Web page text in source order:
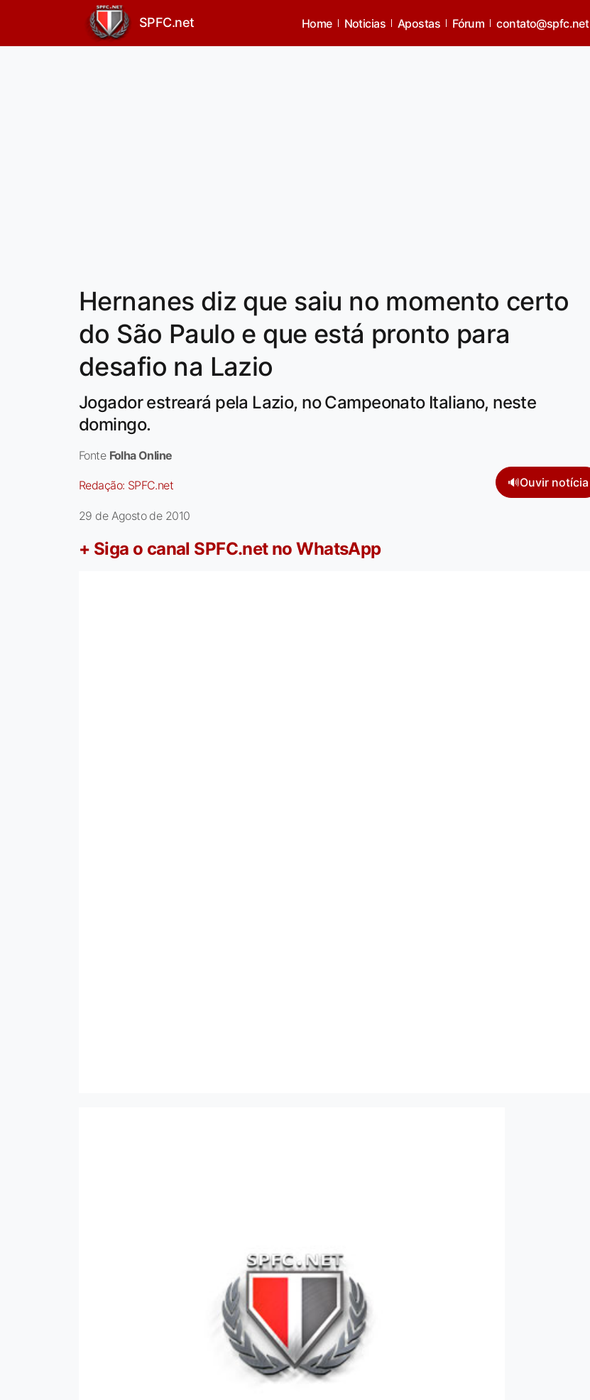
SPFC.net Home Noticias Apostas Fórum contato@spfc.net
Hernanes diz que saiu no momento certo
do São Paulo e que está pronto para
desafio na Lazio
Jogador estreará pela Lazio, no Campeonato Italiano, neste
domingo.
Fonte Folha Online
Redação: SPFC.net 🔊Ouvir notícia
29 de Agosto de 2010
+ Siga o canal SPFC.net no WhatsApp